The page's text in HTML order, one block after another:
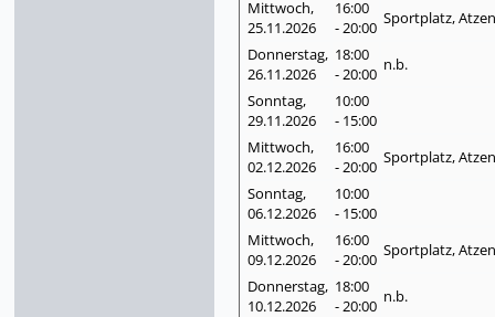
Mittwoch,
25.11.2026
16:00
- 20:00 Sportplatz,
Donnerstag,
26.11.2026
18:00
- 20:00 n.b.
Sonntag,
29.11.2026
10:00
- 15:00
Mittwoch,
02.12.2026
16:00
- 20:00 Sportplatz,
Sonntag,
06.12.2026
10:00
- 15:00
Mittwoch,
09.12.2026
16:00
- 20:00 Sportplatz,
Donnerstag,
10.12.2026
18:00
- 20:00 n.b.